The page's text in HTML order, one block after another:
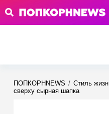
ПОПКОРНNEWS / Стиль
сверху сырная шапка